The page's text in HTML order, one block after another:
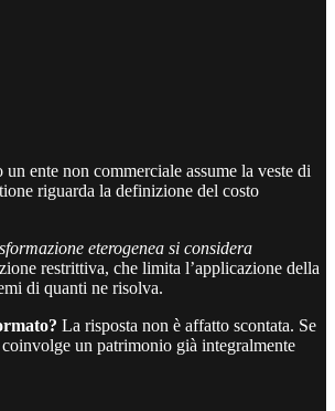
ente non commerciale assume la veste di
riguarda la definizione del costo
eterogenea si considera
restrittiva, che limita l’applicazione della
di quanti ne risolva.
La risposta non è affatto scontata. Se
un patrimonio già integralmente